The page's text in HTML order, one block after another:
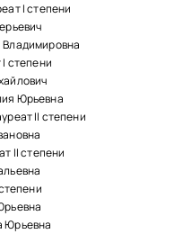
I степени
степени
Юрьевна
II степени
II степени
Юрьевна